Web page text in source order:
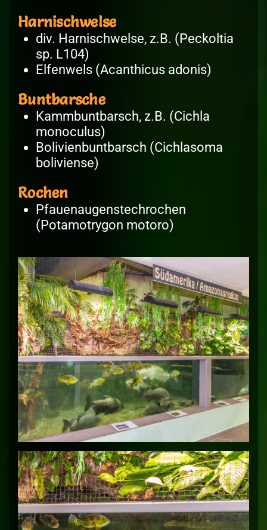
Harnischwelse
div. Harnischwelse, z.B. (Peckoltia
sp. L104)
Elfenwels (Acanthicus adonis)
Buntbarsche
Kammbuntbarsch, z.B. (Cichla
monoculus)
Bolivienbuntbarsch (Cichlasoma
boliviense)
Rochen
Pfauenaugenstechrochen
(Potamotrygon motoro)